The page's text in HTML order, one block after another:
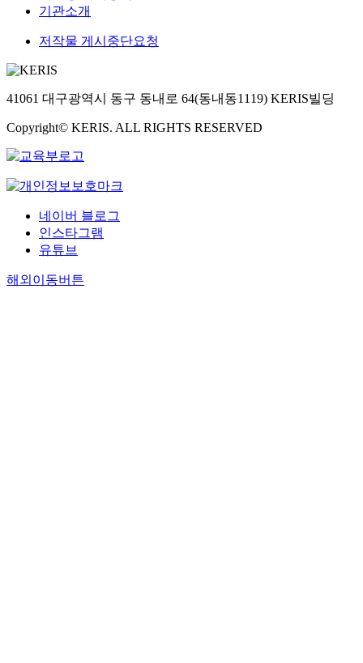
기관소개
저작물 게시중단요청
41061 대구광역시 동구 동내로 64(동내동1119) KERIS빌딩
Copyright© KERIS. ALL RIGHTS RESERVED
네이버 블로그
인스타그램
유튜브
해외이동버튼